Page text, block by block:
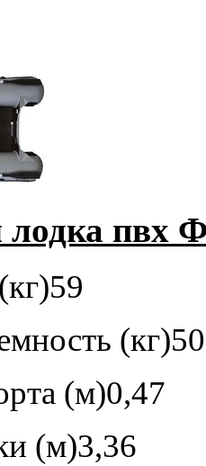
пвх
59
(кг)
(м)0,47
(м)3,36